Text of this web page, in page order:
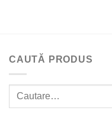
CAUTĂ PRODUS
Caută: